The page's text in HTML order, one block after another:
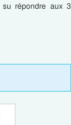
répondre aux 3